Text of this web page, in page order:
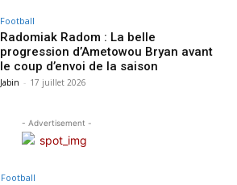
Football
Radomiak Radom : La belle
progression d’Ametowou Bryan avant
le coup d’envoi de la saison
Jabin - 17 juillet 2026
- Advertisement -
Football